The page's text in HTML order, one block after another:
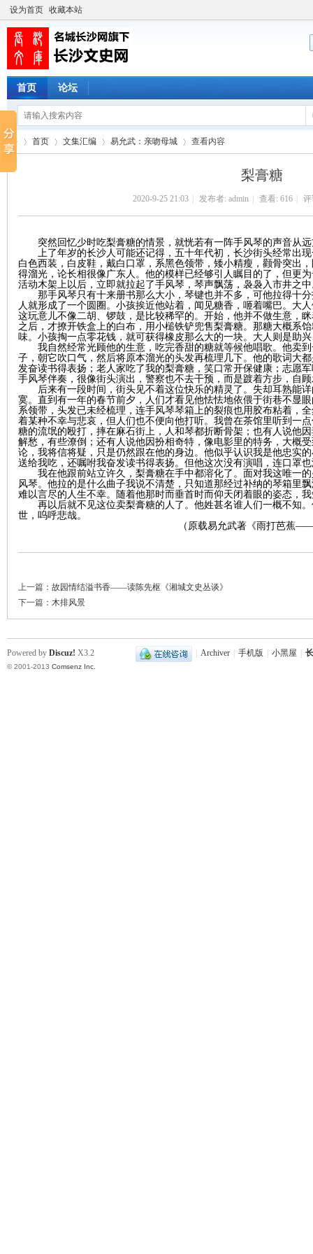
设为首页 收藏本站
首页 论坛
库
首页 文集汇编 易允武：亲吻母城
›
查看内容
梨膏糖
2020-9-25 21:03 发布者: admin 查看: 616 评
突然回忆少时吃梨膏糖的情景，就恍若有一阵手风琴的声音从
上了年岁的长沙人可能还记得，五十年代初，长沙街头经常出
白色西装，白皮鞋，戴白口罩，系黑色领带，矮小精瘦，颧骨突出
得溜光，论长相很像广东人。他的模样已经够引人瞩目的了，但更
活动木架上以后，立即就拉起了手风琴，琴声飘荡，袅袅入市井之
那手风琴只有十来册书那么大小，琴键也并不多，可他拉得十
人就形成了一个圆圈。小孩挨近他站着，闻见糖香，咂着嘴巴。大
这玩意儿不像二胡、锣鼓，是比较稀罕的。开始，他并不做生意，
之后，才撩开铁盒上的白布，用小槌铁铲兜售梨膏糖。那糖大概系
味。小孩掏一点零花钱，就可获得橡皮那么大的一块。大人则是助
我自然经常光顾他的生意，吃完香甜的糖就等候他唱歌。他卖
子，朝它吹口气，然后将原本溜光的头发再梳理几下。他的歌词大
发奋读书得表扬；老人家吃了我的梨膏糖，笑口常开保健康；志愿
手风琴伴奏，很像街头演出，警察也不去干预，而是踱着方步，自
后来有一段时间，街头见不着这位快乐的精灵了。失却耳熟能
寞。直到有一年的春节前夕，人们才看见他怯怯地依偎于街巷不显
系领带，头发已未经梳理，连手风琴琴箱上的裂痕也用胶布粘着，
着某种不幸与悲哀，但人们也不便向他打听。我曾在茶馆里听到一
糖的流氓的殴打，摔在麻石街上，人和琴都折断骨架；也有人说他
解愁，有些潦倒；还有人说他因扮相奇特，像电影里的特务，大概
论，我将信将疑，只是仍然跟在他的身边。他似乎认识我是他忠实
送给我吃，还嘱咐我奋发读书得表扬。但他这次没有演唱，连口罩
我在他跟前站立许久，梨膏糖在手中都溶化了。面对我这唯一
风琴。他拉的是什么曲子我说不清楚，只知道那经过补纳的琴箱里
难以言尽的人生不幸。随着他那时而垂首时而仰天闭着眼的姿态，
再以后就不见这位卖梨膏糖的人了。他姓甚名谁人们一概不知
世，呜呼悲哉。
（原载易允武著《雨打芭蕉——
上一篇： 故园情结溢书香——读陈先枢《湘城文史丛谈》
下一篇： 木排风景
Archiver 手机版 小黑屋
Powered by Discuz! X3.2
© 2001-2013 Comsenz Inc.